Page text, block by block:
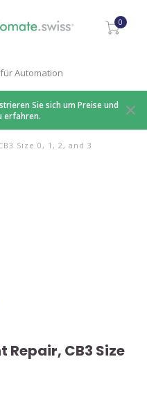
0
Automation
Sie sich um Preise und
erfahren.
Size 0, 1, 2, and 3
Repair, CB3 Size